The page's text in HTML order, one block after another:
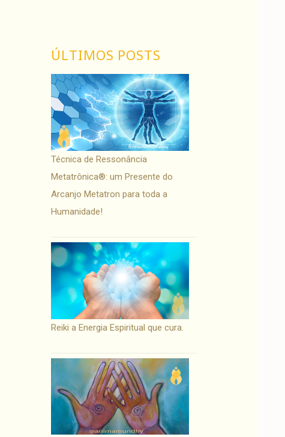
ÚLTIMOS POSTS
Técnica de Ressonância
Metatrônica®: um Presente do
Arcanjo Metatron para toda a
Humanidade!
Reiki a Energia Espiritual que cura.